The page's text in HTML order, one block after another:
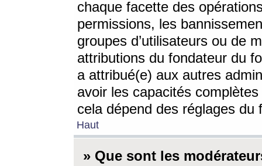
chaque facette des
permissions, les
groupes d’utilisateurs ou de
attributions du fondateur du
a attribué(e) aux autres
avoir les capacités
cela dépend des réglages du
Haut
» Que sont les